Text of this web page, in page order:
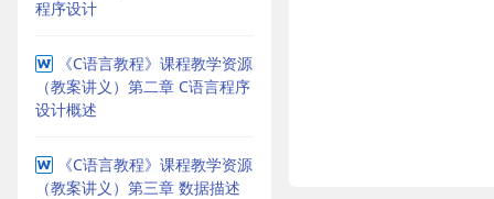
程序设计
《C语言教程》课程教学资源
（教案讲义）第二章 C语言程序
设计概述
《C语言教程》课程教学资源
（教案讲义）第三章 数据描述